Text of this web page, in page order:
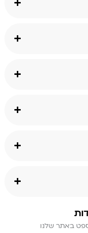
באתר שלנו